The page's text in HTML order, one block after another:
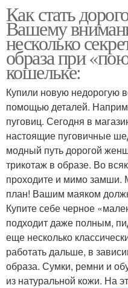
Как стать
Вашему
несколько
образа при
кошельке:
Купили новую недорогую
помощью деталей.
пуговиц. Сегодня в
настоящие пуговичные
модный путь дорогой
трикотаж в образе. Во
проходите и мимо замши.
план! Вашим маяком
Купите себе черное
подходит даже полным,
еще несколько
работать дальше, в
образа. Сумки, ремни и
из натуральной кожи. На